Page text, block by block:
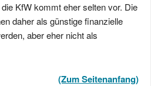
KfW kommt eher selten vor. Die
daher als günstige finanzielle
aber eher nicht als
(Zum Seitenanfang)